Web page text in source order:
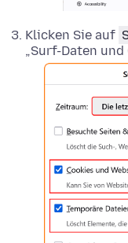
Klicken Sie auf
„Surf-Daten